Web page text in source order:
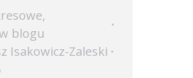
,
blogu
Isakowicz-Zaleski